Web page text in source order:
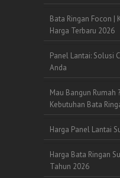
Bata Ringan Focon |
Harga Terbaru 2026
Panel Lantai: Solusi
Anda
Mau Bangun Rumah
Kebutuhan Bata
Harga Panel Lantai
Harga Bata Ringan
Tahun 2026